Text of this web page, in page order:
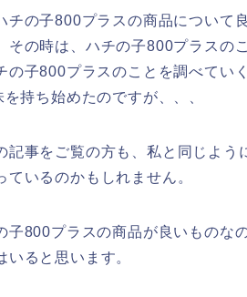
チの子800プラスの商品について
その時は、ハチの子800プラスの
の子800プラスのことを調べてい
持ち始めたのですが、、、
記事をご覧の方も、私と同じよ
いるのかもしれません。
子800プラスの商品が良いものな
ると思います。